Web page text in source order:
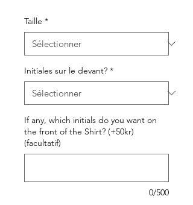
Taille *
Initiales sur le devant? *
If any, which initials do you want on
the front of the Shirt? (+50kr)
(facultatif)
0/500